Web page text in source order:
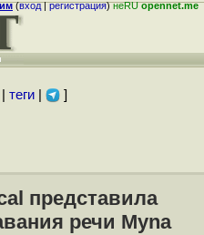
(вход|регистрация)неRUopennet.me
теги| ]
представила
речи Myna